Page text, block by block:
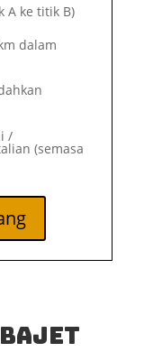
A ke titik B)
dalam
/
(semasa